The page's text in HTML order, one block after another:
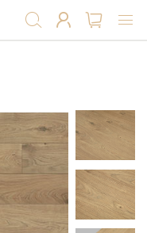
实木复合地板
软木地板
软木墙板
产品辅料